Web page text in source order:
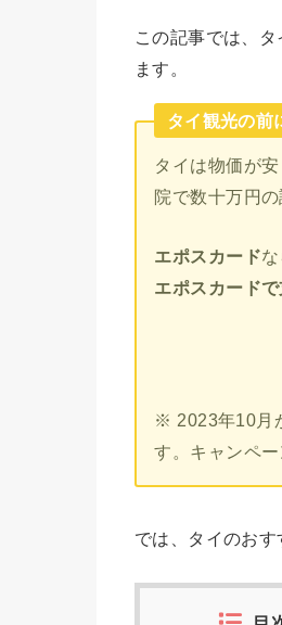
この記事では、
ます。
タイ観光の前
タイは物価が
院で数十万円の
エポスカード
エポスカード
※ 2023年10月
す。キャンペー
では、タイのおす